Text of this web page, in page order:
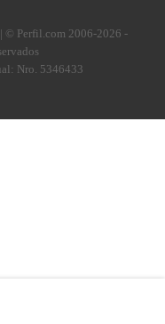
| © Perfil.com 2006-2026 -
Nro. 5346433